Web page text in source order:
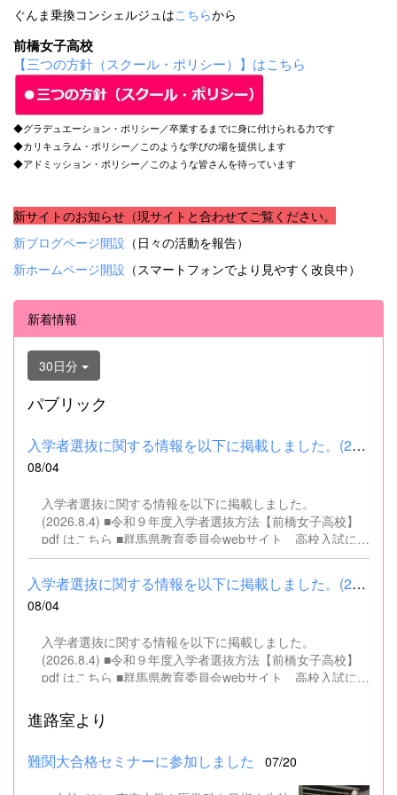
ぐんま乗換コンシェルジュはこちらから
前橋女子高校
【三つの方針（スクール・ポリシー）】はこちら
◆グラデュエーション・ポリシー／卒業するまでに身に付けられる力です
◆カリキュラム・ポリシー／このような学びの場を提供します
◆アドミッション・ポリシー／このような皆さんを待っています
新サイトのお知らせ（現サイトと合わせてご覧ください。
新ブログページ開設 （日々の活動を報告）
新ホームページ開設 （スマートフォンでより見やすく改良中）
新着情報
30日分
パブリック
入学者選抜に関する情報を以下に掲載しました。(2026.8.4) ■令和...
08/04
入学者選抜に関する情報を以下に掲載しました。
(2026.8.4) ■令和９年度入学者選抜方法【前橋女子高校】
pdf はこちら ■群馬県教育委員会webサイト 高校入試に関
するページはこちら
入学者選抜に関する情報を以下に掲載しました。(2026.8.4) ■令和...
08/04
入学者選抜に関する情報を以下に掲載しました。
(2026.8.4) ■令和９年度入学者選抜方法【前橋女子高校】
pdf はこちら ■群馬県教育委員会webサイト 高校入試に関
進路室より
難関大合格セミナーに参加しました 07/20